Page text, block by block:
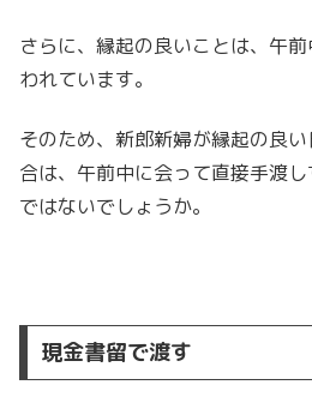
さらに、縁起の良いことは、午
われています。
そのため、新郎新婦が縁起の良
合は、午前中に会って直接手渡
ではないでしょうか。
現金書留で渡す